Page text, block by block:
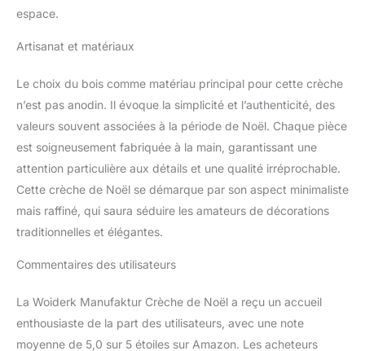
espace.
Artisanat et matériaux
Le choix du bois comme matériau principal pour cette crèche
n’est pas anodin. Il évoque la simplicité et l’authenticité, des
valeurs souvent associées à la période de Noël. Chaque pièce
est soigneusement fabriquée à la main, garantissant une
attention particulière aux détails et une qualité irréprochable.
Cette crèche de Noël se démarque par son aspect minimaliste
mais raffiné, qui saura séduire les amateurs de décorations
traditionnelles et élégantes.
Commentaires des utilisateurs
La Woiderk Manufaktur Crèche de Noël a reçu un accueil
enthousiaste de la part des utilisateurs, avec une note
moyenne de 5,0 sur 5 étoiles sur Amazon. Les acheteurs